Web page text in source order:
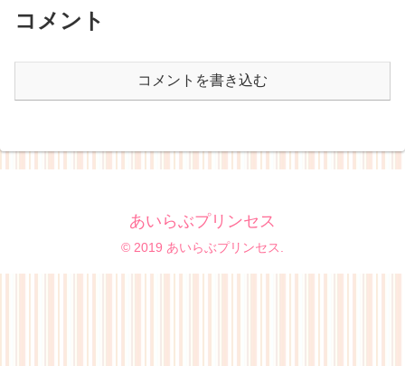
コメント
コメントを書き込む
あいらぶプリンセス
© 2019 あいらぶプリンセス.